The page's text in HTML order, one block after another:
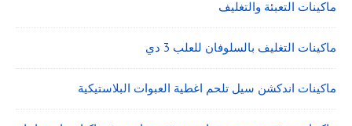
ماكينات التعبئة والتغليف
ماكينات التغليف بالسلوفان للعلب 3 دي
ماكينات اندكشن سيل تلحم اغطية العبوات البلاستيكية